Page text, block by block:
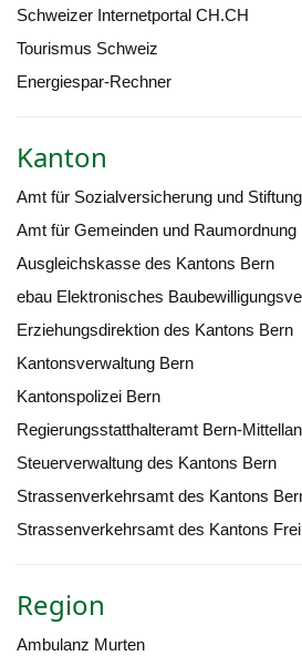
Schweizer Internetportal CH.CH
Tourismus Schweiz
Energiespar-Rechner
Kanton
Amt für Sozialversicherung und
Amt für Gemeinden und Raumordnung
Ausgleichskasse des Kantons Bern
ebau Elektronisches
Erziehungsdirektion des Kantons Bern
Kantonsverwaltung Bern
Kantonspolizei Bern
Regierungsstatthalteramt Bern-
Steuerverwaltung des Kantons Bern
Strassenverkehrsamt des Kantons
Strassenverkehrsamt des Kantons
Region
Ambulanz Murten